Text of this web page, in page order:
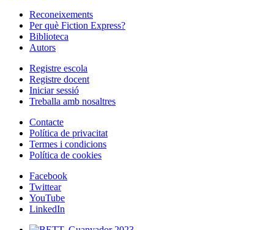
Reconeixements
Per què Fiction Express?
Biblioteca
Autors
Registre escola
Registre docent
Iniciar sessió
Treballa amb nosaltres
Contacte
Política de privacitat
Termes i condicions
Política de cookies
Facebook
Twittear
YouTube
LinkedIn